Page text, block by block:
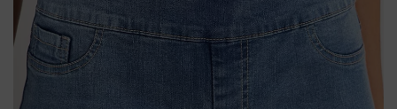
the
images
gallery